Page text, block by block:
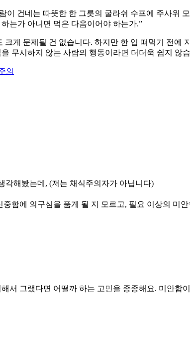
이 건네는 따뜻한 한 그릇의 굴라쉬 수프에 주사위
는가 아니면 먹은 다음이어야 하는가.”
게 문제될 건 없습니다. 하지만 한 입 떠먹기 전에
무시하지 않는 사람의 행동이라면 더더욱 쉽지 않
의
각해봤는데, (저는 채식주의자가 아닙니다)
함에 의구심을 품게 될 지 모르고, 필요 이상의 미
서 그랬다면 어떨까 하는 고민을 종종해요. 미안함